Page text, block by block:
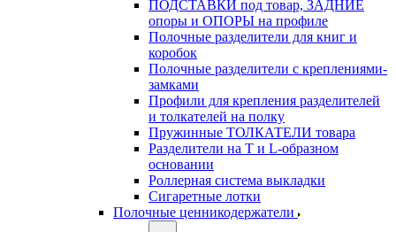
ПОДСТАВКИ под товар, ЗАДНИЕ
опоры и ОПОРЫ на профиле
Полочные разделители для книг и
коробок
Полочные разделители с креплениями-
замками
Профили для крепления разделителей
и толкателей на полку
Пружинные ТОЛКАТЕЛИ товара
Разделители на Т и L-образном
основании
Роллерная система выкладки
Сигаретные лотки
Полочные ценникодержатели